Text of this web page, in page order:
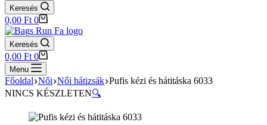
Keresés
Shopping
cart
0,00 Ft 0
Keresés
Shopping
cart
0,00 Ft 0
Menu
Főoldal Női Női hátizsák Pufis kézi és hátitáska 6033
NINCS KÉSZLETEN🔍